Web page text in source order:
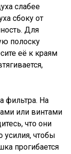
слабее
сбоку от
Для
полоску
её к краям
фильтра. На
или винтами
что они
усилия, чтобы
прогибается